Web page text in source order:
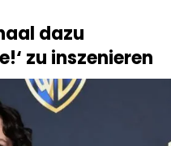
dazu
zu inszenieren